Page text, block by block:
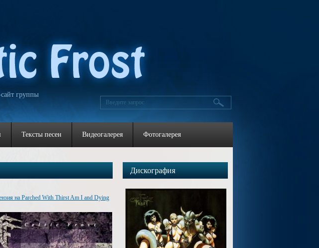
группы
Тексты песен Видеогалерея Фотогалерея
на Parched With Thirst Am I and Dying
Дискография